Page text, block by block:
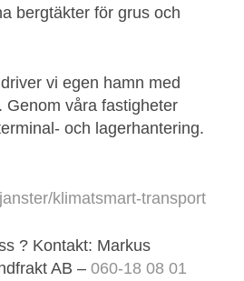
bergtäkter för grus och
vi egen hamn med
Genom våra fastigheter
och lagerhantering.
klimatsmart-transport
? Kontakt: Markus
AB – 060-18 08 01